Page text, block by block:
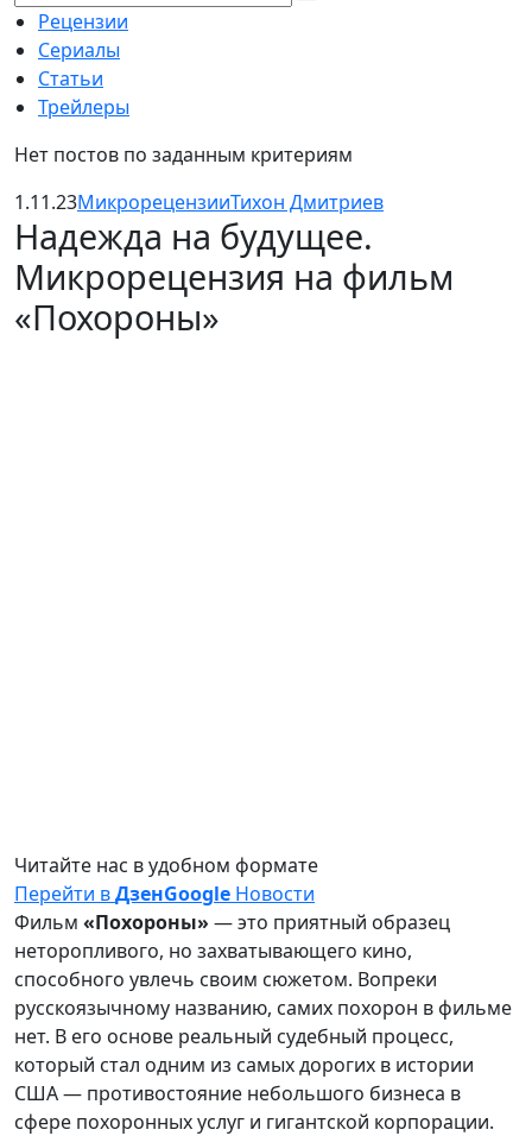
Рецензии
Сериалы
Статьи
Трейлеры
Нет постов по заданным критериям
1.11.23МикрорецензииТихон Дмитриев
Надежда на будущее.
Микрорецензия на фильм
«Похороны»
Читайте нас в удобном формате
Перейти вДзенGoogle Новости
Фильм «Похороны» — это приятный образец
неторопливого, но захватывающего кино,
способного увлечь своим сюжетом. Вопреки
русскоязычному названию, самих похорон в фильме
нет. В его основе реальный судебный процесс,
который стал одним из самых дорогих в истории
США — противостояние небольшого бизнеса в
сфере похоронных услуг и гигантской корпорации.